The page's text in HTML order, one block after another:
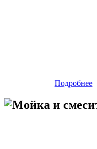
Подробнее
Мойка и